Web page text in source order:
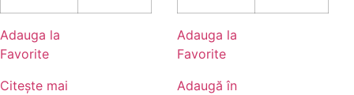
Adauga la
Favorite
Citește mai
Adauga la
Favorite
Adaugă în